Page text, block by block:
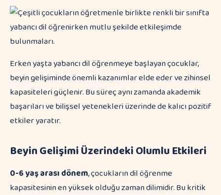
Erken yaşta yabancı dil öğrenmeye başlayan çocuklar,
beyin gelişiminde önemli kazanımlar elde eder ve zihinsel
kapasiteleri güçlenir. Bu süreç aynı zamanda akademik
başarıları ve bilişsel yetenekleri üzerinde de kalıcı pozitif
etkiler yaratır.
Beyin Gelişimi Üzerindeki Olumlu Etkileri
0-6 yaş arası dönem, çocukların dil öğrenme
kapasitesinin en yüksek olduğu zaman dilimidir. Bu kritik